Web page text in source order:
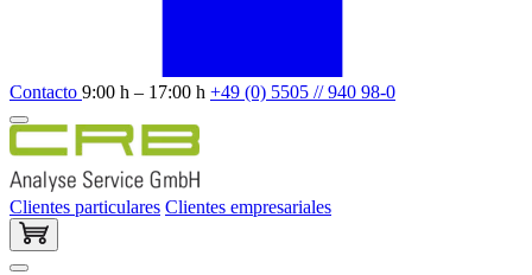
Contacto 9:00 h – 17:00 h +49 (0) 5505 // 940 98-0
Clientes particulares Clientes empresariales